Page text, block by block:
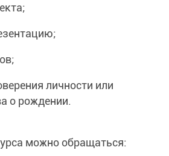
личности или
о рождении.
можно обращаться: